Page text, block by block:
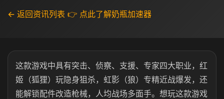
← 返回资讯列表 👉 点此了解奶瓶加速器
这款游戏中具有突击、侦察、支援、专家四大职业，红
姬（狐狸）玩隐身狙杀，虹影（狼）专精近战爆发，还
能解锁配件改造枪械，人均战场多面手。想玩这款游戏